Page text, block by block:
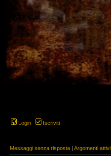
Login Iscriviti
Messaggi senza risposta | Argomenti attivi